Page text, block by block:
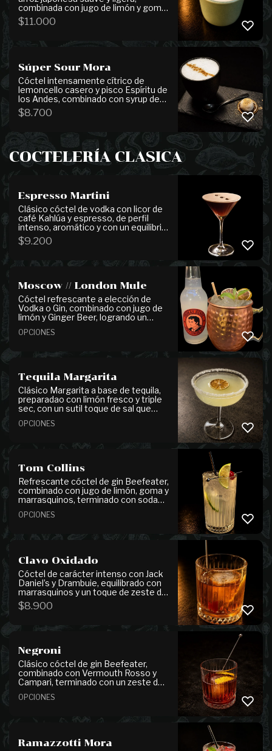
combinada con jugo de limón y goma
casera. Refrescante, equilibrado y
fácil de disfrutar.
$11.000
Súper Sour Mora
Cóctel intensamente cítrico de
lemoncello casero y pisco Espíritu de
los Andes, combinado con syrup de
ácido cítrico y jugo de limón fresco,
logrando un perfil vibrante y
granita de limón sobre la espuma,
que potencia aún más su carácter
cítrico.
$8.700
COCTELERÍA CLASICA
Espresso Martini
Clásico cóctel de vodka con licor de
café Kahlúa y espresso, de perfil
intenso, aromático y con un equilibrio
perfecto entre dulzor y amargor.
$9.200
Moscow // London Mule
Cóctel refrescante a elección de
Vodka o Gin, combinado con jugo de
limón y Ginger Beer, logrando un
ligeramente especiado.
OPCIONES
Tequila Margarita
Clásico Margarita a base de tequila,
preparadao con limón fresco y triple
sec, con un sutil toque de sal que
OPCIONES
Tom Collins
Refrescante cóctel de gin Beefeater,
combinado con jugo de limón, goma y
marrasquinos, terminado con soda
OPCIONES
Clavo Oxidado
Cóctel de carácter intenso con Jack
Daniel’s y Drambuie, equilibrado con
marrasquinos y un toque de zeste de
limón, que aporta frescura y un final
aromático.
$8.900
Negroni
Clásico cóctel de gin Beefeater,
combinado con Vermouth Rosso y
Campari, terminado con un zeste de
aromático.
OPCIONES
Ramazzotti Mora